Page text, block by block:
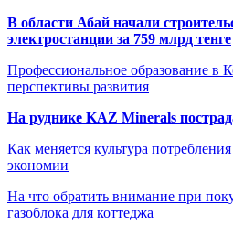
В области Абай начали
электростанции за 759 млрд тенге
Профессиональное образование в
перспективы развития
На руднике KAZ Minerals
Как меняется культура
экономии
На что обратить внимание при
газоблока для коттеджа